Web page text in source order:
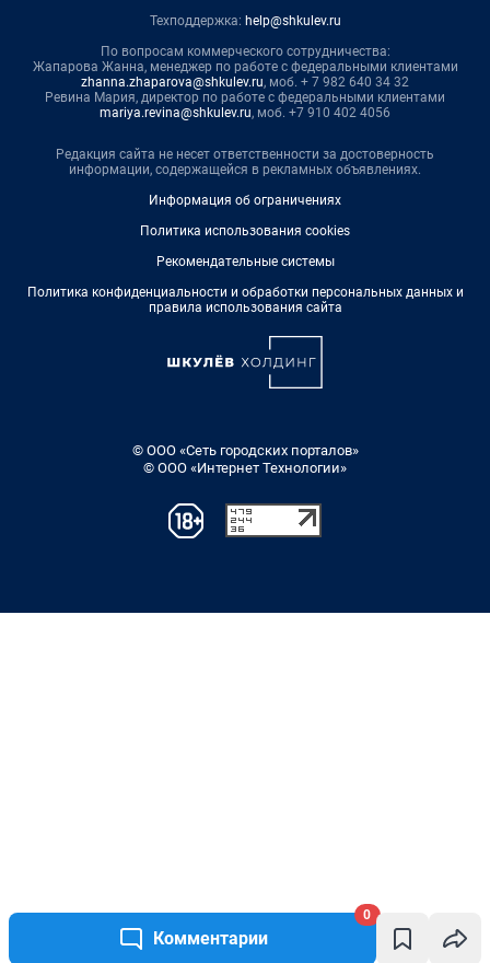
Комментарии
0
Техподдержка: help@shkulev.ru
По вопросам коммерческого сотрудничества:
Жапарова Жанна, менеджер по работе с федеральными клиентами
zhanna.zhaparova@shkulev.ru, моб. + 7 982 640 34 32
Ревина Мария, директор по работе с федеральными клиентами
mariya.revina@shkulev.ru, моб. +7 910 402 4056
Редакция сайта не несет ответственности за достоверность
информации, содержащейся в рекламных объявлениях.
Информация об ограничениях
Политика использования cookies
Рекомендательные системы
Политика конфиденциальности и обработки персональных данных и
правила использования сайта
© ООО «Сеть городских порталов»
© ООО «Интернет Технологии»